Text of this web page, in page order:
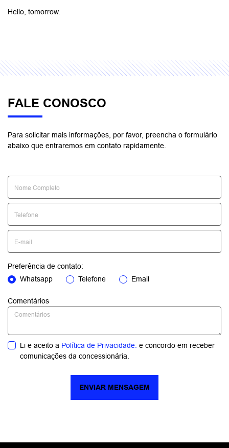
Hello, tomorrow.
FALE CONOSCO
Para solicitar mais informações, por favor, preencha o formulário
abaixo que entraremos em contato rapidamente.
Preferência de contato:
Whatsapp
Telefone Email
Comentários
Li e aceito a Política de Privacidade. e concordo em receber
comunicações da concessionária.
ENVIAR MENSAGEM